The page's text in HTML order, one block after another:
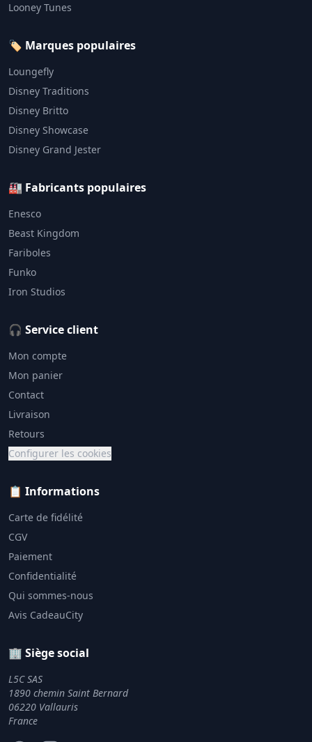
Looney Tunes
🏷️ Marques populaires
Loungefly
Disney Traditions
Disney Britto
Disney Showcase
Disney Grand Jester
🏭 Fabricants populaires
Enesco
Beast Kingdom
Fariboles
Funko
Iron Studios
🎧 Service client
Mon compte
Mon panier
Contact
Livraison
Retours
Configurer les cookies
📋 Informations
Carte de fidélité
CGV
Paiement
Confidentialité
Qui sommes-nous
Avis CadeauCity
🏢 Siège social
L5C SAS
1890 chemin Saint Bernard
06220 Vallauris
France